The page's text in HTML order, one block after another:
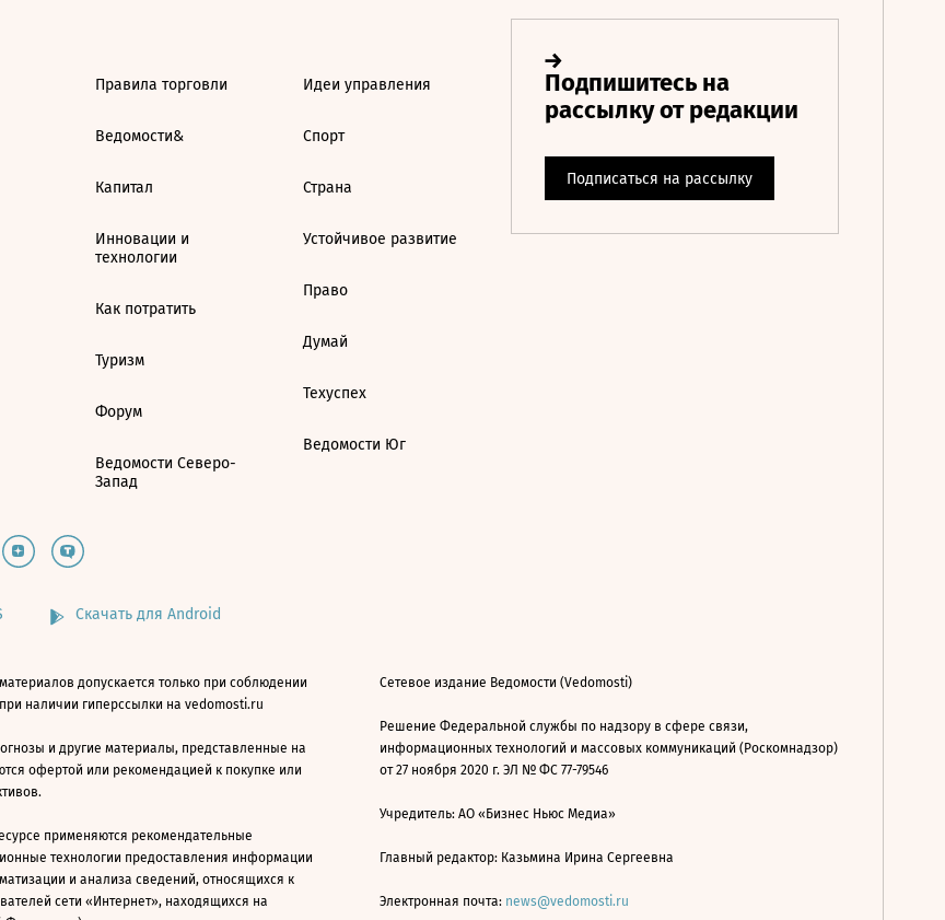
Правила торговли
Ведомости&
Капитал
Инновации и
технологии
Как потратить
Туризм
Форум
Ведомости Северо-
Запад
Идеи управления
Спорт
Страна
Устойчивое развитие
Право
Думай
Техуспех
Ведомости Юг
Скачать для Android
допускается только при соблюдении
наличии гиперссылки на vedomosti.ru
и другие материалы, представленные на
офертой или рекомендацией к покупке или
применяются рекомендательные
технологии предоставления информации
и анализа сведений, относящихся к
сети «Интернет», находящихся на
Сетевое издание Ведомости (Vedomosti)
Решение Федеральной службы по надзору в сфере связи,
информационных технологий и массовых коммуникаций (Роскомнадзор)
от 27 ноября 2020 г. ЭЛ № ФС 77-79546
Учредитель: АО «Бизнес Ньюс Медиа»
Главный редактор: Казьмина Ирина Сергеевна
Электронная почта: news@vedomosti.ru